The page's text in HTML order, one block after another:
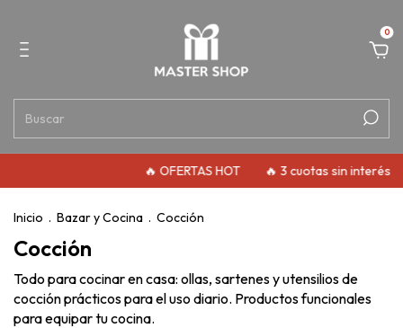
0
🔥 OFERTAS HOT 🔥 3 cuotas sin interés 🔥 10% de
Inicio . Bazar y Cocina . Cocción
Cocción
Todo para cocinar en casa: ollas, sartenes y utensilios de
cocción prácticos para el uso diario. Productos funcionales
para equipar tu cocina.